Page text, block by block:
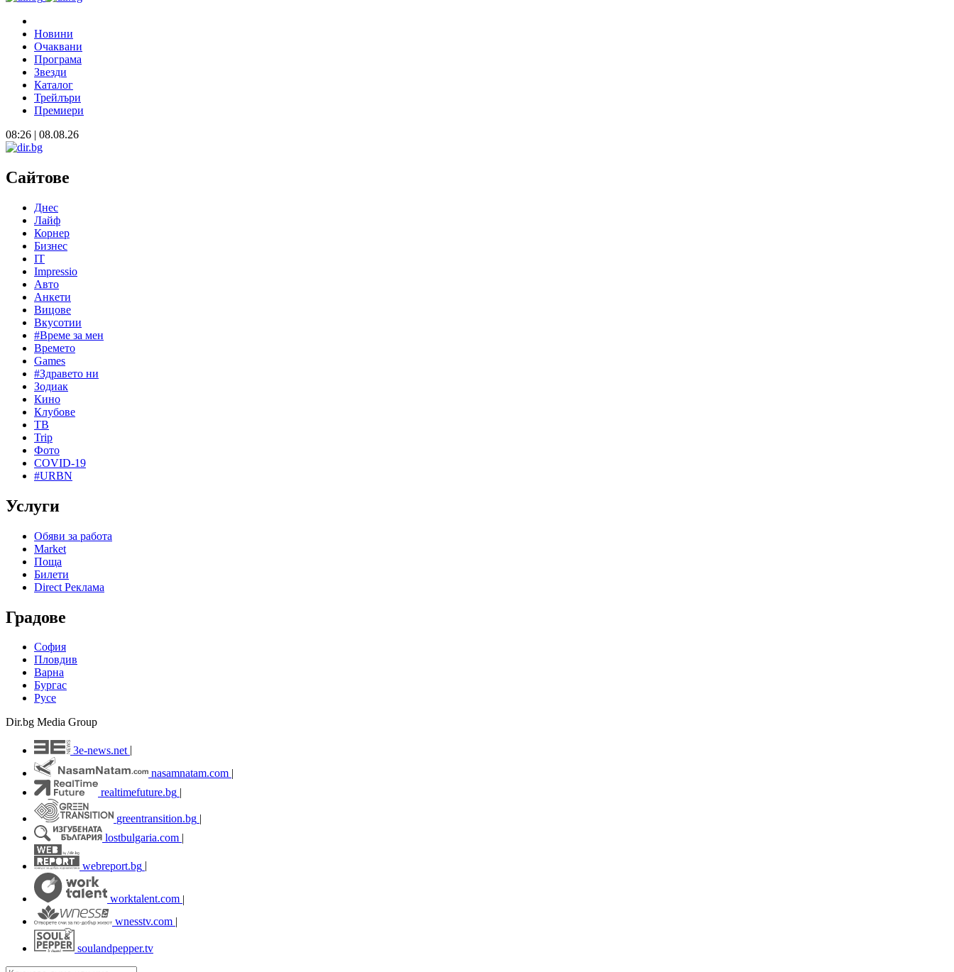
Новини
Очаквани
Програма
Звезди
Каталог
Трейлъри
Премиери
08:26 | 08.08.26
Сайтове
Днес
Лайф
Корнер
Бизнес
IT
Impressio
Авто
Анкети
Вицове
Вкусотии
#Време за мен
Времето
Games
#Здравето ни
Зодиак
Кино
Клубове
ТВ
Trip
Фото
COVID-19
#URBN
Услуги
Обяви за работа
Market
Поща
Билети
Direct Реклама
Градове
София
Пловдив
Варна
Бургас
Русе
Dir.bg Media Group
3e-news.net
nasamnatam.com |
realtimefuture.bg |
greentransition.bg |
lostbulgaria.com |
webreport.bg
worktalent.com |
wnesstv.com |
soulandpepper.tv